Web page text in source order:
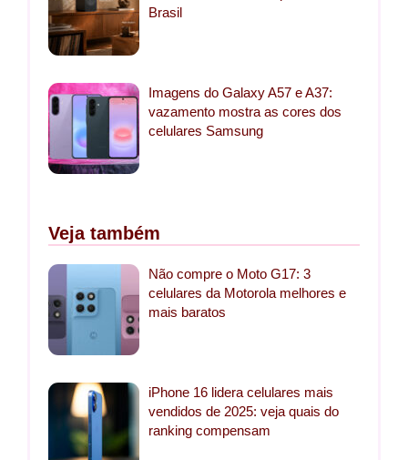
Brasil
Imagens do Galaxy A57 e A37:
vazamento mostra as cores dos
celulares Samsung
Veja também
Não compre o Moto G17: 3
celulares da Motorola melhores e
mais baratos
iPhone 16 lidera celulares mais
vendidos de 2025: veja quais do
ranking compensam